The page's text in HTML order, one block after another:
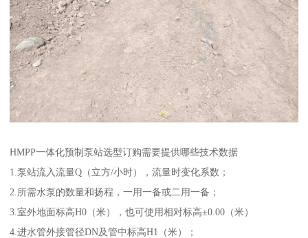
HMPP一体化预制泵站选型订购需要提供哪些技术数据
1.泵站流入流量Q（立方/小时），流量时变化系数；
2.所需水泵的数量和扬程，一用一备或二用一备；
3.室外地面标高H0（米），也可使用相对标高±0.00（米）
4.进水管外接管径DN及管中标高H1（米）；